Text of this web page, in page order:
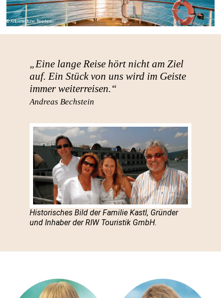
Anbieter bzw. Reederei
„Eine lange Reise hört nicht am Ziel
auf. Ein Stück von uns wird im Geiste
immer weiterreisen.“
Andreas Bechstein
Historisches Bild der Familie Kastl, Gründer
und Inhaber der RIW Touristik GmbH.